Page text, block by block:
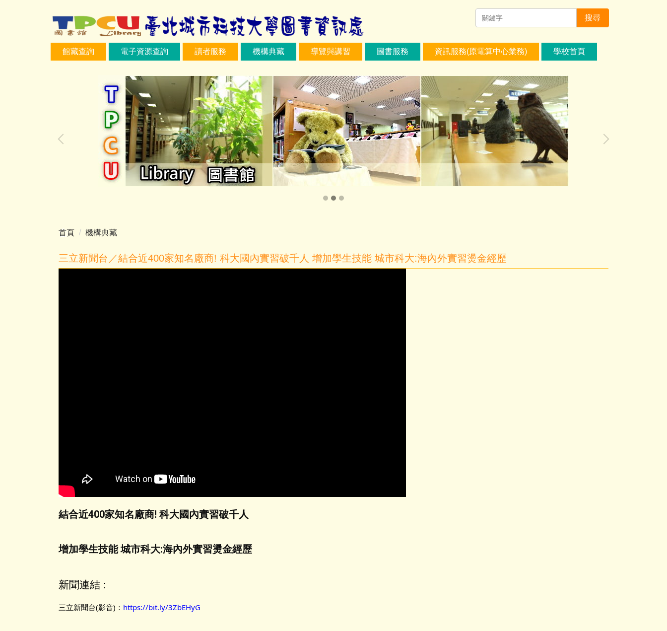
搜尋
館藏查詢 電子資源查詢 讀者服務 機構典藏 導覽與講習 圖書服務 資訊服務(原電算中心業務) 學校首頁
首頁 機構典藏
三立新聞台／結合近400家知名廠商! 科大國內實習破千人 增加學生技能 城市科大:海內外實習燙金經歷
結合近400家知名廠商! 科大國內實習破千人
增加學生技能 城市科大:海內外實習燙金經歷
新聞連結 :
三立新聞台(影音)： https://bit.ly/3ZbEHyG